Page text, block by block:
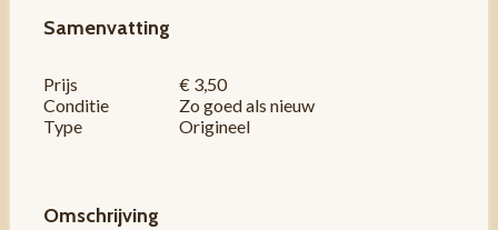
Samenvatting
Prijs
€ 3,50
Conditie
Zo goed als nieuw
Type
Origineel
Omschrijving